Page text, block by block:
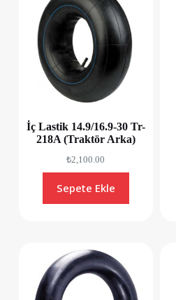
İç Lastik 14.9/16.9-30 Tr-
218A (Traktör Arka)
₺2,100.00
Sepete Ekle